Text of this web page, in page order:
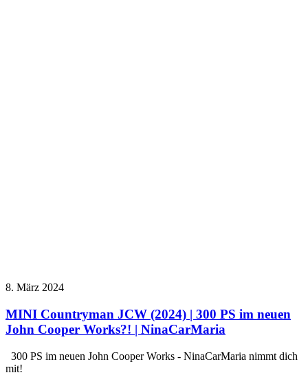
8. März 2024
MINI Countryman JCW (2024) | 300 PS im neuen
John Cooper Works?! | NinaCarMaria
300 PS im neuen John Cooper Works - NinaCarMaria nimmt dich
mit!